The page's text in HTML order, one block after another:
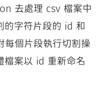
去處理 csv 檔案中
的字符片段的 id 和
個片段執行切割操
檔案以 id 重新命名